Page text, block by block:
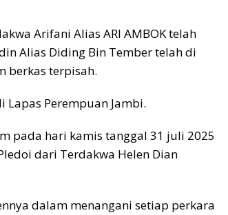
Arifani Alias ARI AMBOK telah
Alias Diding Bin Tember telah di
berkas terpisah.
Lapas Perempuan Jambi.
pada hari kamis tanggal 31 juli 2025
dari Terdakwa Helen Dian
dalam menangani setiap perkara